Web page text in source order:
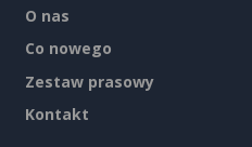
O nas
Co nowego
Zestaw prasowy
Kontakt